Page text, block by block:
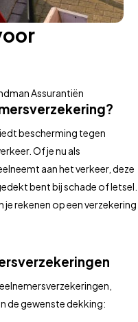
Assurantiën
bescherming tegen
Of je nu als
aan het verkeer, deze
bent bij schade of letsel.
je rekenen op een verzekering
de gewenste dekking: